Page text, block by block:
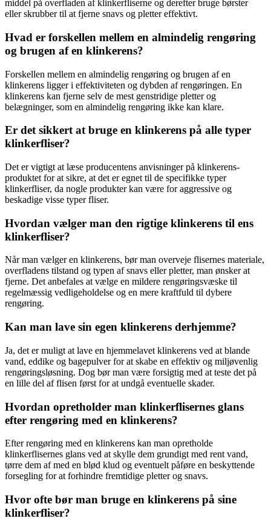
middel på overfladen af klinkerfliserne og derefter bruge børster
eller skrubber til at fjerne snavs og pletter effektivt.
Hvad er forskellen mellem en almindelig rengøring
og brugen af en klinkerens?
Forskellen mellem en almindelig rengøring og brugen af en
klinkerens ligger i effektiviteten og dybden af rengøringen. En
klinkerens kan fjerne selv de mest genstridige pletter og
belægninger, som en almindelig rengøring ikke kan klare.
Er det sikkert at bruge en klinkerens på alle typer
klinkerfliser?
Det er vigtigt at læse producentens anvisninger på klinkerens-
produktet for at sikre, at det er egnet til de specifikke typer
klinkerfliser, da nogle produkter kan være for aggressive og
beskadige visse typer fliser.
Hvordan vælger man den rigtige klinkerens til ens
klinkerfliser?
Når man vælger en klinkerens, bør man overveje flisernes materiale,
overfladens tilstand og typen af snavs eller pletter, man ønsker at
fjerne. Det anbefales at vælge en mildere rengøringsvæske til
regelmæssig vedligeholdelse og en mere kraftfuld til dybere
rengøring.
Kan man lave sin egen klinkerens derhjemme?
Ja, det er muligt at lave en hjemmelavet klinkerens ved at blande
vand, eddike og bagepulver for at skabe en effektiv og miljøvenlig
rengøringsløsning. Dog bør man være forsigtig med at teste det på
en lille del af flisen først for at undgå eventuelle skader.
Hvordan opretholder man klinkerflisernes glans
efter rengøring med en klinkerens?
Efter rengøring med en klinkerens kan man opretholde
klinkerflisernes glans ved at skylle dem grundigt med rent vand,
tørre dem af med en blød klud og eventuelt påføre en beskyttende
forsegling for at forhindre fremtidige pletter og snavs.
Hvor ofte bør man bruge en klinkerens på sine
klinkerfliser?